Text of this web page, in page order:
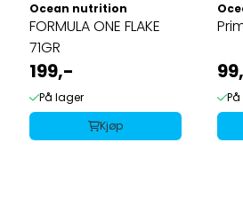
Ocean nutrition
FORMULA ONE FLAKE
71GR
199,-
På lager
Kjøp